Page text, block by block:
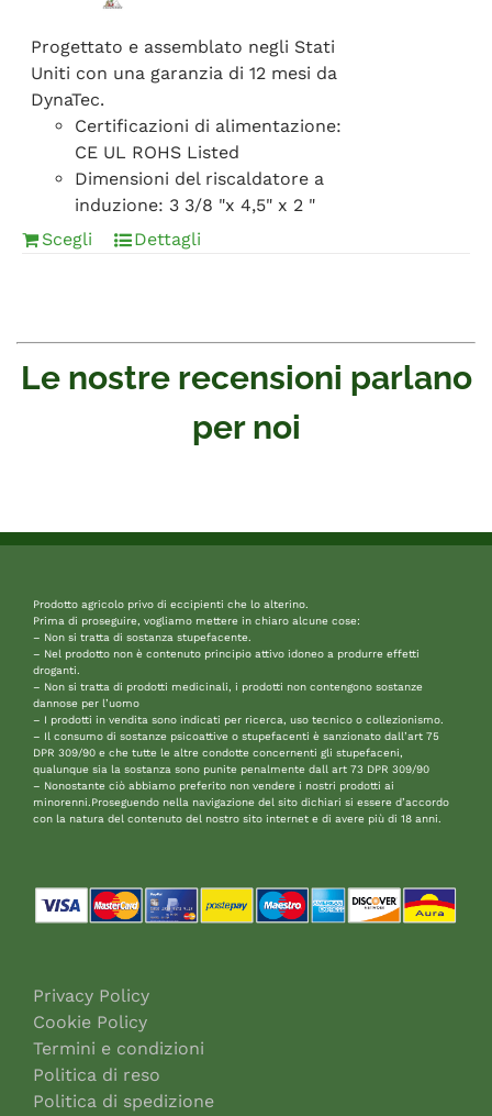
Progettato e assemblato negli Stati
Uniti con una garanzia di 12 mesi da
DynaTec.
Certificazioni di alimentazione:
CE UL ROHS Listed
Dimensioni del riscaldatore a
induzione: 3 3/8 "x 4,5" x 2 "
Scegli
Dettagli
Le nostre recensioni parlano
per noi
Prodotto agricolo privo di eccipienti che lo alterino.
Prima di proseguire, vogliamo mettere in chiaro alcune cose:
– Non si tratta di sostanza stupefacente.
– Nel prodotto non è contenuto principio attivo idoneo a produrre effetti
droganti.
– Non si tratta di prodotti medicinali, i prodotti non contengono sostanze
dannose per l’uomo
– I prodotti in vendita sono indicati per ricerca, uso tecnico o collezionismo.
– Il consumo di sostanze psicoattive o stupefacenti è sanzionato dall’art 75
DPR 309/90 e che tutte le altre condotte concernenti gli stupefaceni,
qualunque sia la sostanza sono punite penalmente dall art 73 DPR 309/90
– Nonostante ciò abbiamo preferito non vendere i nostri prodotti ai
minorenni.Proseguendo nella navigazione del sito dichiari si essere d’accordo
con la natura del contenuto del nostro sito internet e di avere più di 18 anni.
Privacy Policy
Cookie Policy
Termini e condizioni
Politica di reso
Politica di spedizione